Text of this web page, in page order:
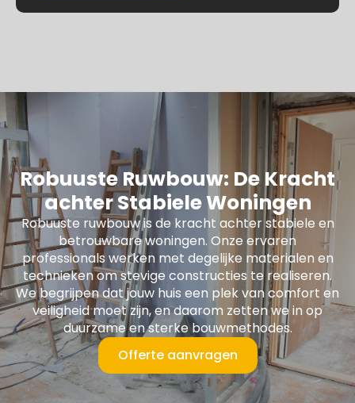
Robuuste Ruwbouw: De Kracht
achter Stabiele Woningen
Robuuste ruwbouw is de kracht achter stabiele en
betrouwbare woningen. Onze ervaren
professionals werken met degelijke materialen en
technieken om stevige constructies te realiseren.
We begrijpen dat jouw huis een plek van comfort en
veiligheid moet zijn, en daarom zetten we in op
duurzame en sterke bouwmethodes.
Offerte aanvragen